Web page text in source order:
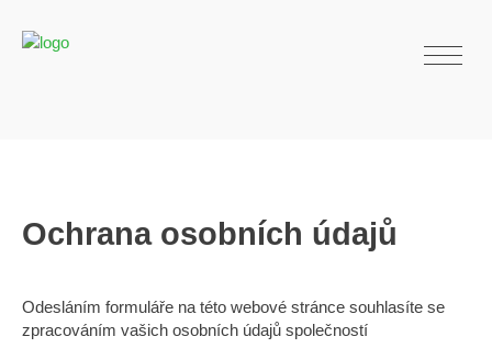
Ochrana osobních údajů
Odesláním formuláře na této webové stránce souhlasíte se
zpracováním vašich osobních údajů společností